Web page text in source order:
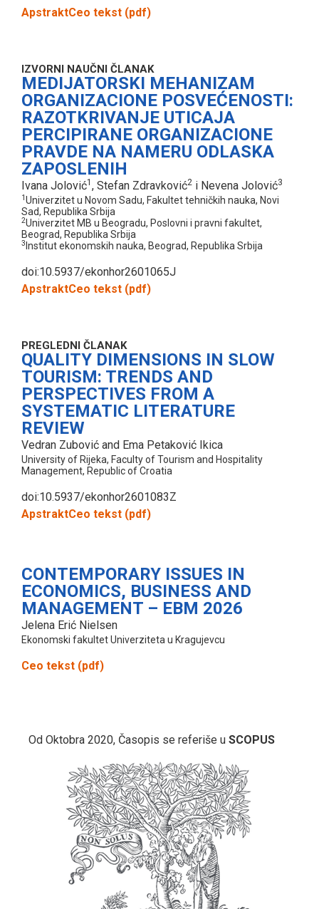
ApstraktCeo tekst (pdf)
IZVORNI NAUČNI ČLANAK
MEDIJATORSKI MEHANIZAM
ORGANIZACIONE POSVEĆENOSTI:
RAZOTKRIVANJE UTICAJA
PERCIPIRANE ORGANIZACIONE
PRAVDE NA NAMERU ODLASKA
ZAPOSLENIH
Ivana Jolović1 , Stefan Zdravković2 i Nevena Jolović3
1Univerzitet u Novom Sadu, Fakultet tehničkih nauka, Novi
Sad, Republika Srbija
2Univerzitet MB u Beogradu, Poslovni i pravni fakultet,
Beograd, Republika Srbija
3 Institut ekonomskih nauka, Beograd, Republika Srbija
doi:10.5937/ekonhor2601065J
ApstraktCeo tekst (pdf)
PREGLEDNI ČLANAK
QUALITY DIMENSIONS IN SLOW
TOURISM: TRENDS AND
PERSPECTIVES FROM A
SYSTEMATIC LITERATURE
REVIEW
Vedran Zubović and Ema Petaković Ikica
University of Rijeka, Faculty of Tourism and Hospitality
Management, Republic of Croatia
doi:10.5937/ekonhor2601083Z
ApstraktCeo tekst (pdf)
CONTEMPORARY ISSUES IN
ECONOMICS, BUSINESS AND
MANAGEMENT – EBM 2026
Jelena Erić Nielsen
Ekonomski fakultet Univerziteta u Kragujevcu
Ceo tekst (pdf)
Od Oktobra 2020, Časopis se referiše u SCOPUS